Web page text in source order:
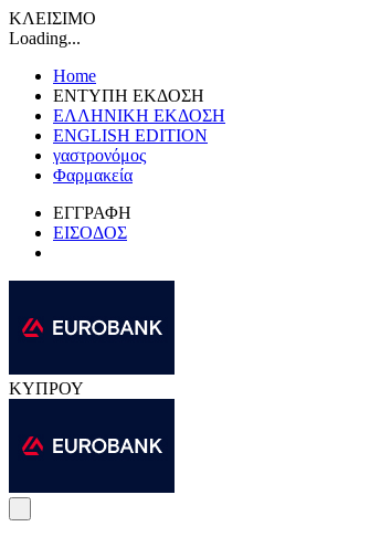
ΚΛΕΙΣΙΜΟ
Loading...
Home
ΕΝΤΥΠΗ ΕΚΔΟΣΗ
ΕΛΛΗΝΙΚΗ ΕΚΔΟΣΗ
ENGLISH EDITION
γαστρονόμος
Φαρμακεία
ΕΓΓΡΑΦΗ
ΕΙΣΟΔΟΣ
ΚΥΠΡΟΥ